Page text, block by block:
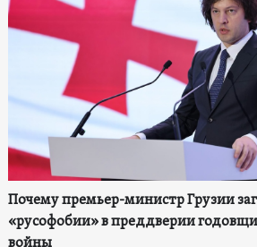
Почему премьер-министр Грузии
«русофобии» в преддверии
войны